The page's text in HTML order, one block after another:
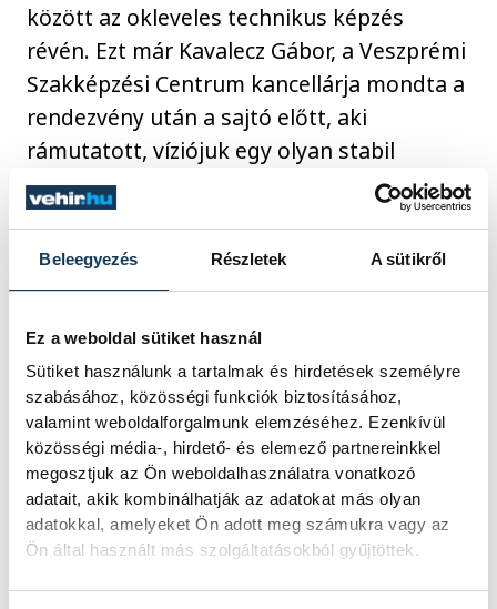
Beleegyezés Részletek A sütikről
Ez a weboldal sütiket használ
Sütiket használunk a tartalmak és hirdetések személyre
szabásához, közösségi funkciók biztosításához,
valamint weboldalforgalmunk elemzéséhez. Ezenkívül
közösségi média-, hirdető- és elemező partnereinkkel
megosztjuk az Ön weboldalhasználatra vonatkozó
adatait, akik kombinálhatják az adatokat más olyan
adatokkal, amelyeket Ön adott meg számukra vagy az
Ön által használt más szolgáltatásokból gyűjtöttek.
között az okleveles technikus képzés
révén. Ezt már Kavalecz Gábor, a Veszprémi
Szakképzési Centrum kancellárja mondta a
rendezvény után a sajtó előtt, aki
rámutatott, víziójuk egy olyan stabil
partnerhálózat kialakítása, amely
végigkíséri a fiatalt a technikumi évektől
egészen a diplomaszerzésig. A diák így
egyazon vállalatnál töltheti a gyakorlatát
pedig maximális kompetenciákkal
rendelkező, kész szakembereket kapnak.
A kancellár üdvözölte a miniszteri
látogatást, mivel a nyílt fórum olyan helyi
fejlesztendő területekre is rávilágított,
amelyek megismerése közvetlenül segíti a
centrum munkáját. A jövőben intézményi